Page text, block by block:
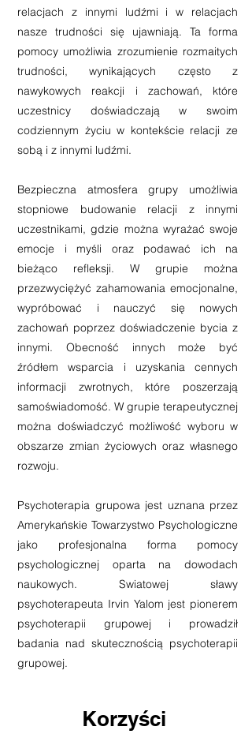
relacjach z innymi ludźmi i w relacjach
nasze trudności się ujawniają. Ta forma
pomocy umożliwia zrozumienie rozmaitych
trudności, wynikających często z
nawykowych reakcji i zachowań, które
uczestnicy doświadczają w swoim
codziennym życiu w kontekście relacji ze
sobą i z innymi ludźmi.
Bezpieczna atmosfera grupy umożliwia
stopniowe budowanie relacji z innymi
uczestnikami, gdzie można wyrażać swoje
emocje i myśli oraz podawać ich na
bieżąco refleksji. W grupie można
przezwyciężyć zahamowania emocjonalne,
wypróbować i nauczyć się nowych
zachowań poprzez doświadczenie bycia z
innymi. Obecność innych może być
źródłem wsparcia i uzyskania cennych
informacji zwrotnych, które poszerzają
samoświadomość. W grupie terapeutycznej
można doświadczyć możliwość wyboru w
obszarze zmian życiowych oraz własnego
rozwoju.
Psychoterapia grupowa jest uznana przez
Amerykańskie Towarzystwo Psychologiczne
jako profesjonalna forma pomocy
psychologicznej oparta na dowodach
naukowych. Swiatowej sławy
psychoterapeuta Irvin Yalom jest pionerem
psychoterapii grupowej i prowadził
badania nad skutecznością psychoterapii
grupowej.
Korzyści